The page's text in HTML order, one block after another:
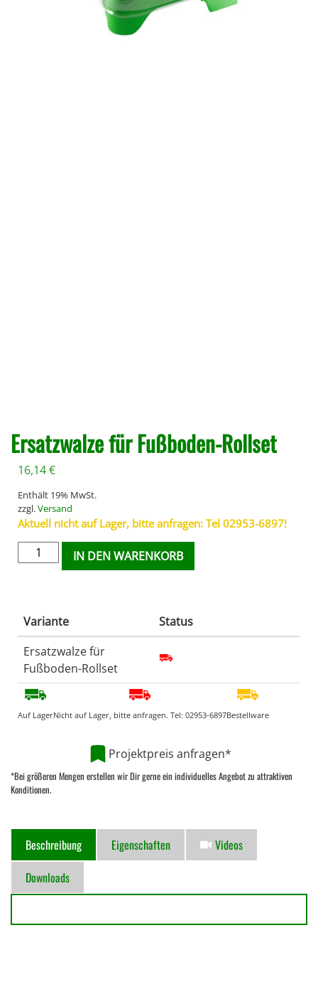
Ersatzwalze für Fußboden-Rollset
16,14€
Enthält 19% MwSt.
zzgl.Versand
Aktuell nicht auf Lager, bitte anfragen: Tel 02953-6897!
IN DEN WARENKORB
Variante
Status
Ersatzwalze für
Fußboden-Rollset
Auf LagerNicht auf Lager, bitte anfragen. Tel: 02953-6897Bestellware
Projektpreis anfragen*
*Bei größeren Mengen erstellen wir Dir gerne ein individuelles Angebot zu attraktiven
Konditionen.
Beschreibung Eigenschaften
Videos
Downloads